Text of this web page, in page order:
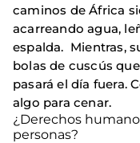
caminos de África
acarreando agua,
espalda. Mientras,
bolas de cuscús
pasará el día fuera.
algo para cenar.
¿Derechos
personas?